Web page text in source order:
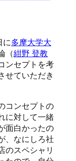
に多摩大学大
（紺野 登教
ンセプトを考
せていただき
コンセプトの
に対して一緒
面白かったの
、なにしろ社
のスペシャリ